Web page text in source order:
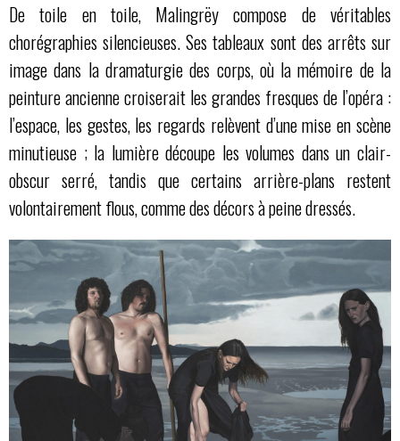
De toile en toile, Malingrëy compose de véritables
chorégraphies silencieuses. Ses tableaux sont des arrêts sur
image dans la dramaturgie des corps, où la mémoire de la
peinture ancienne croiserait les grandes fresques de l’opéra :
l’espace, les gestes, les regards relèvent d’une mise en scène
minutieuse ; la lumière découpe les volumes dans un clair-
obscur serré, tandis que certains arrière-plans restent
volontairement flous, comme des décors à peine dressés.